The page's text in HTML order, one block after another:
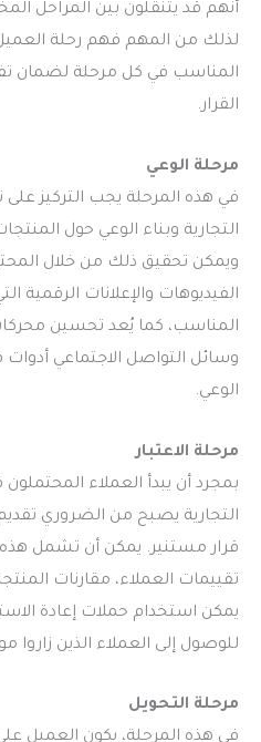
أنهم قد يتنقلون بين المراحل
لذلك من المهم فهم رحلة
المناسب في كل مرحلة لضمان
القرار.
مرحلة الوعي
في هذه المرحلة يجب التركيز
التجارية وبناء الوعي حول
ويمكن تحقيق ذلك من خلال
الفيديوهات والإعلانات الرقمية
وسائل التواصل الاجتماعي أدوات
الوعي.
مرحلة الاعتبار
بمجرد أن يبدأ العملاء
التجارية يصبح من الضروري
قرار مستنير. يمكن أن تشمل هذه
تقييمات العملاء، مقارنات
يمكن استخدام حملات إعادة
للوصول إلى العملاء الذين
مرحلة التحويل
في هذه المرحلة، يكون العميل